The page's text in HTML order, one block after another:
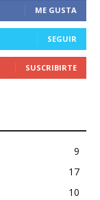
ME GUSTA
SEGUIR
SUSCRIBIRTE
9
17
10